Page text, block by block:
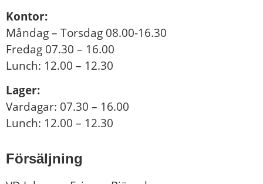
Kontor:
Måndag – Torsdag 08.00-16.30
Fredag 07.30 – 16.00
Lunch: 12.00 – 12.30
Lager:
Vardagar: 07.30 – 16.00
Lunch: 12.00 – 12.30
Försäljning